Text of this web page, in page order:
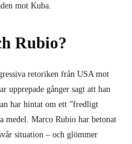
mot Kuba.
Rubio?
retoriken från USA mot
upprepade gånger sagt att han
har hintat om ett ”fredligt
medel. Marco Rubio har betonat
situation – och glömmer